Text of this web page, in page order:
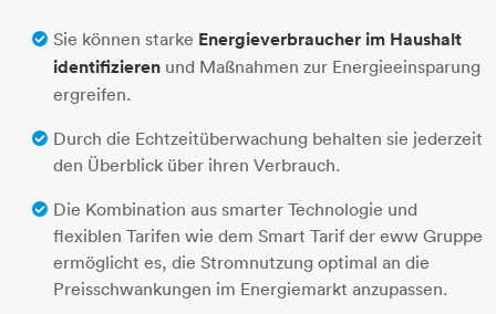
Sie können starke Energieverbraucher im Haushalt
identifizieren und Maßnahmen zur Energieeinsparung
ergreifen.
Durch die Echtzeitüberwachung behalten sie jederzeit
den Überblick über ihren Verbrauch.
Die Kombination aus smarter Technologie und
flexiblen Tarifen wie dem Smart Tarif der eww Gruppe
ermöglicht es, die Stromnutzung optimal an die
Preisschwankungen im Energiemarkt anzupassen.